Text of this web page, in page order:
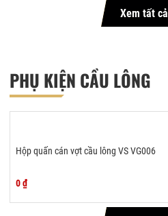
Xem tất cả
PHỤ KIỆN CẦU LÔNG
Hộp quấn cán vợt cầu lông VS VG006
0 ₫